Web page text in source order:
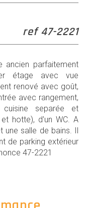
ref 47-2221
ancien parfaitement
étage avec vue
renové avec goût,
avec rangement,
separée et
hotte), d'un WC. A
salle de bains. Il
de parking extérieur
47-2221